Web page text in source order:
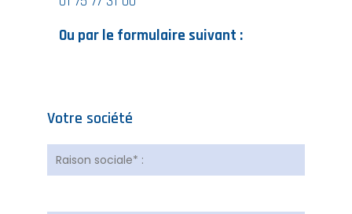
Ou par le formulaire suivant :
Votre société